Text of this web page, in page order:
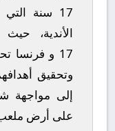
17 سنة
الأندية،
17 و فرنسا
وتحقيق
إلى مواجهة
على أرض